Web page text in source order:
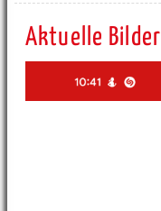
Aktuelle Bilder